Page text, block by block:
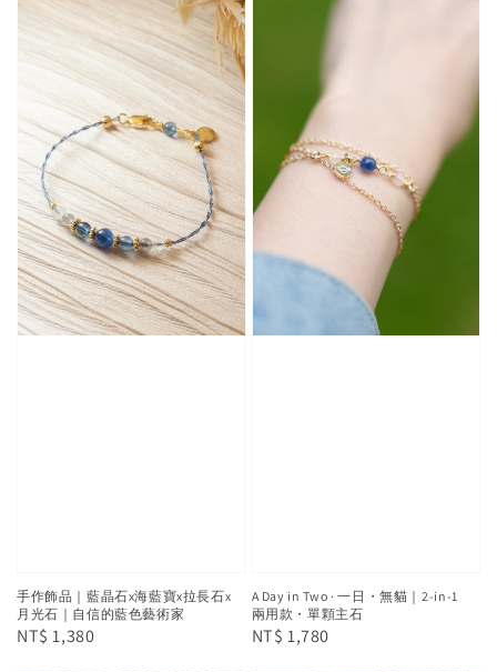
手作飾品｜藍晶石x海藍寶x拉長石x
月光石｜自信的藍色藝術家
Regular
NT$ 1,380
A Day in Two · 一日・無貓｜2-in-1
兩用款・單顆主石
Regular
NT$ 1,780